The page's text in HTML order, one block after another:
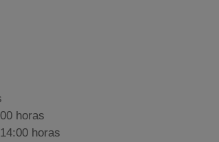
horas
horas